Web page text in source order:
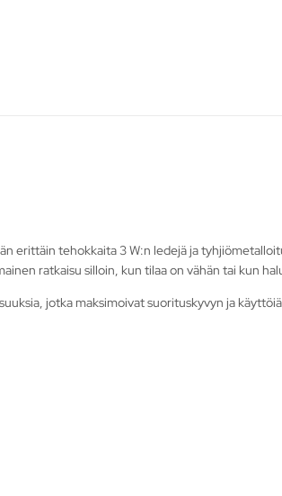
erittäin tehokkaita 3 W:n ledejä ja
ratkaisu silloin, kun tilaa on vähän tai kun
jotka maksimoivat suorituskyvyn ja